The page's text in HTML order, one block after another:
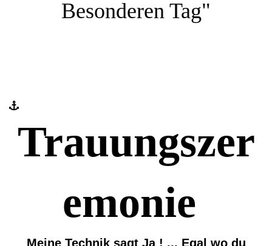
Besonderen Tag"
Trauungszer
emonie
Meine Technik sagt Ja ! ... Egal wo du